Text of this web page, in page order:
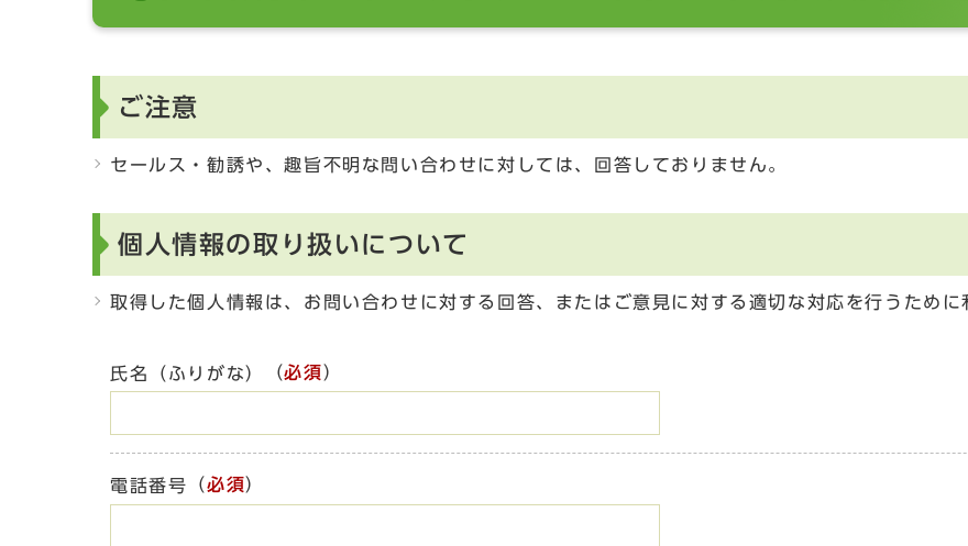
ご注意
セールス・勧誘や、趣旨不明な問い合わせに対しては、回答しておりません。
個人情報の取り扱いについて
取得した個人情報は、お問い合わせに対する回答、またはご意見に対する適切な対応を行うため
氏名（ふりがな） （必須）
電話番号 （必須）